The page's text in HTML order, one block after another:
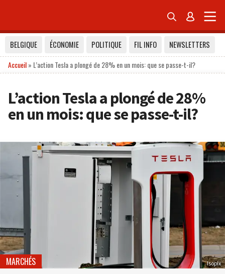
 
BELGIQUE ÉCONOMIE POLITIQUE FIL INFO
NEWSLETTERS
Accueil» L’action Tesla a plongé de 28% en un mois: que se passe-t-il?
L’action Tesla a plongé de 28%
en un mois: que se passe-t-il?
Isopix
MARCHÉS